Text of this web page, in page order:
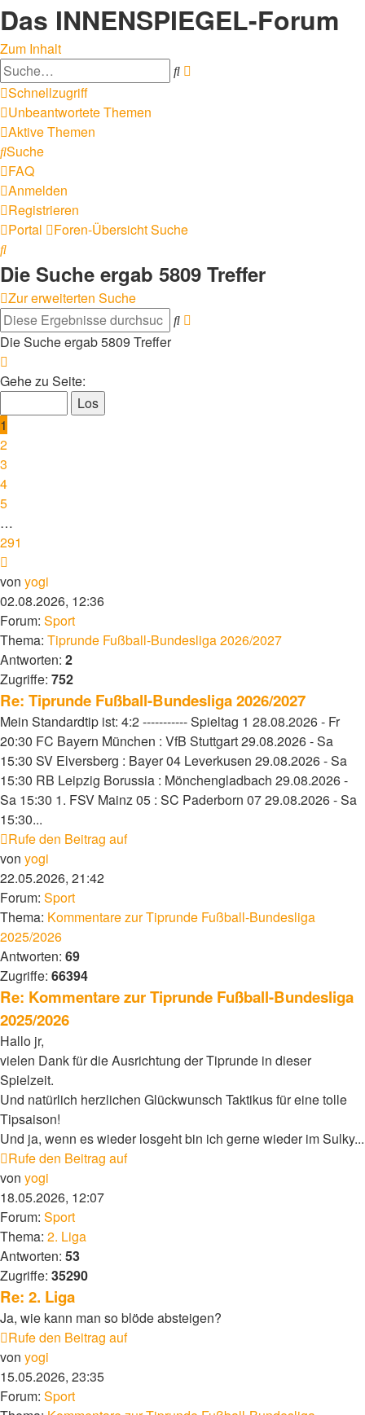
Das INNENSPIEGEL-Forum
Zum Inhalt
Suche
Schnellzugriff
Unbeantwortete Themen
Aktive Themen
Suche
FAQ
Anmelden
Registrieren
Portal
Foren-ÜbersichtSuche
Suche
Die Suche ergab 5809 Treffer
Zur erweiterten Suche
Suche
Die Suche ergab 5809 Treffer
1
291
Gehe zu Seite:
1
2
3
4
5
…
291
von yogi
02.08.2026, 12:36
Forum: Sport
Thema: Tiprunde Fußball-Bundesliga 2026/2027
Antworten: 2
Zugriffe: 752
Re: Tiprunde Fußball-Bundesliga 2026/2027
Mein Standardtip ist: 4:2 ----------- Spieltag 1 28.08.2026 - Fr
20:30 FC Bayern München : VfB Stuttgart 29.08.2026 - Sa
15:30 SV Elversberg : Bayer 04 Leverkusen 29.08.2026 - Sa
15:30 RB Leipzig Borussia : Mönchengladbach 29.08.2026 -
Sa 15:30 1. FSV Mainz 05 : SC Paderborn 07 29.08.2026 - Sa
15:30...
Rufe den Beitrag auf
von yogi
22.05.2026, 21:42
Forum: Sport
Thema: Kommentare zur Tiprunde Fußball-Bundesliga
2025/2026
Antworten: 69
Zugriffe: 66394
Re: Kommentare zur Tiprunde Fußball-Bundesliga
2025/2026
Hallo jr,
vielen Dank für die Ausrichtung der Tiprunde in dieser
Spielzeit.
Und natürlich herzlichen Glückwunsch Taktikus für eine tolle
Tipsaison!
Und ja, wenn es wieder losgeht bin ich gerne wieder im Sulky...
Rufe den Beitrag auf
von yogi
18.05.2026, 12:07
Forum: Sport
Thema: 2. Liga
Antworten: 53
Zugriffe: 35290
Re: 2. Liga
Ja, wie kann man so blöde absteigen?
Rufe den Beitrag auf
von yogi
15.05.2026, 23:35
Forum: Sport